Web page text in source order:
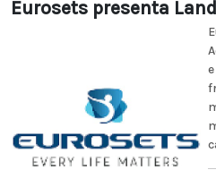
Eurosets presenta